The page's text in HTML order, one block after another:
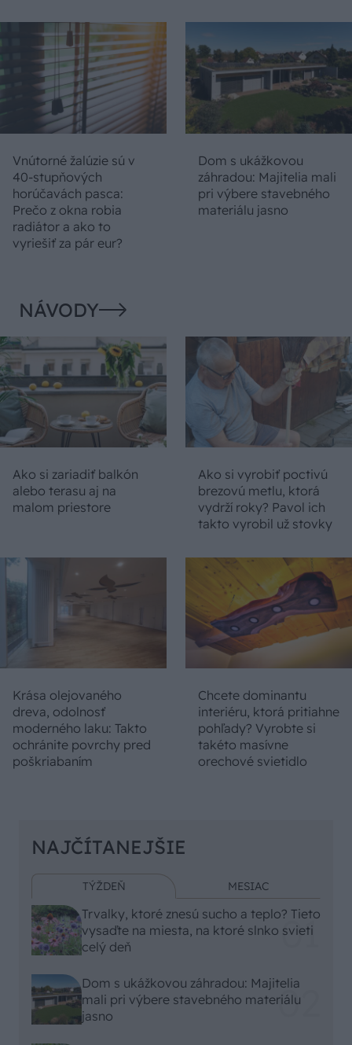
Vnútorné žalúzie sú v
40-stupňových
horúčavách pasca:
Prečo z okna robia
radiátor a ako to
vyriešiť za pár eur?
Dom s ukážkovou
záhradou: Majitelia mali
pri výbere stavebného
materiálu jasno
NÁVODY
Ako si zariadiť balkón
alebo terasu aj na
malom priestore
Ako si vyrobiť poctivú
brezovú metlu, ktorá
vydrží roky? Pavol ich
takto vyrobil už stovky
Krása olejovaného
dreva, odolnosť
moderného laku: Takto
ochránite povrchy pred
poškriabaním
Chcete dominantu
interiéru, ktorá pritiahne
pohľady? Vyrobte si
takéto masívne
orechové svietidlo
NAJČÍTANEJŠIE
TÝŽDEŇ MESIAC
Trvalky, ktoré znesú sucho a teplo? Tieto
vysaďte na miesta, na ktoré slnko svieti
celý deň
Dom s ukážkovou záhradou: Majitelia
mali pri výbere stavebného materiálu
jasno